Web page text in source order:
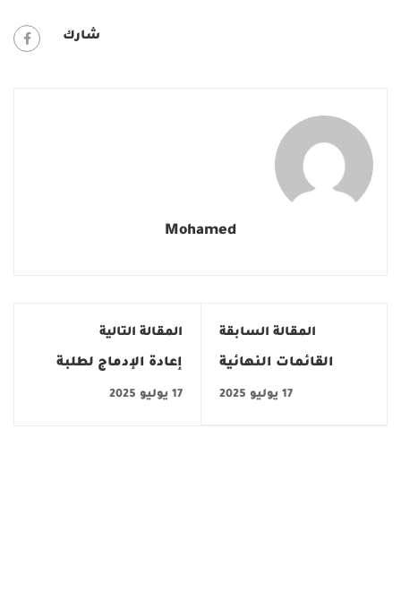
شارك
Mohamed
المقالة السابقة
القائمات النهائية
للمترشحين الناجحين
17 يوليو 2025
المقالة التالية
إعادة الإدماج لطلبة
الإجازة المنقطعين
17 يوليو 2025